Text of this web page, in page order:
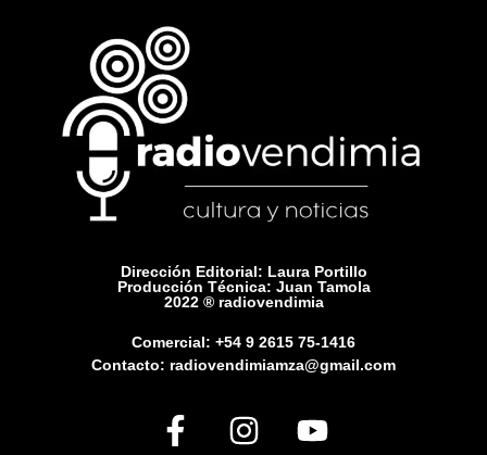
Dirección Editorial: Laura Portillo
Producción Técnica: Juan Tamola
2022 ® radiovendimia
Comercial: +54 9 2615 75-1416
Contacto: radiovendimiamza@gmail.com